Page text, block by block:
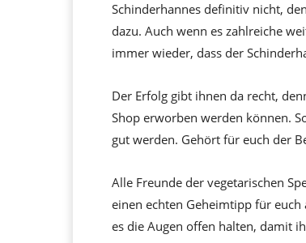
Schinderhannes definitiv nicht,
dazu. Auch wenn es zahlreiche
immer wieder, dass der
Der Erfolg gibt ihnen da recht,
Shop erworben werden können.
gut werden. Gehört für euch der
Alle Freunde der vegetarischen
einen echten Geheimtipp für
es die Augen offen halten, damit